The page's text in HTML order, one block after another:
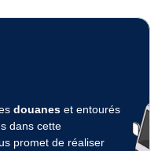
douanes et entourés
dans cette
promet de réaliser